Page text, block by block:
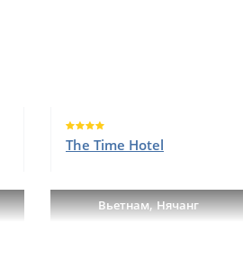
The Time Hotel
Вьетнам,Нячанг